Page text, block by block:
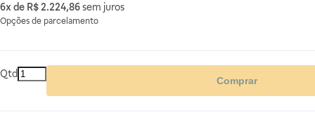
6x de R$ 2.224,86sem juros
Opções de parcelamento
Qtd
Comprar